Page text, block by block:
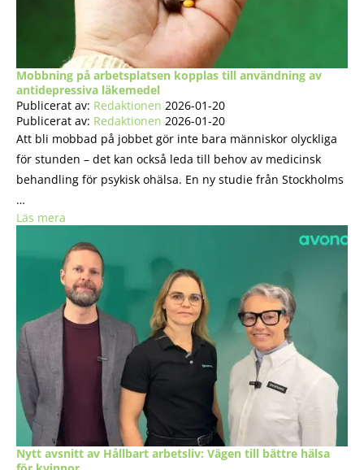
Mobbning på arbetsplatsen kopplas till användning av
antidepressiva läkemedel
Publicerat av: Redaktionen 2026-01-20
Publicerat av: Redaktionen 2026-01-20
Att bli mobbad på jobbet gör inte bara människor olyckliga
för stunden – det kan också leda till behov av medicinsk
behandling för psykisk ohälsa. En ny studie från Stockholms
…
Läs mera
Nytt avsnitt av Hållbart arbetsliv: Vägen till bättre hälsa